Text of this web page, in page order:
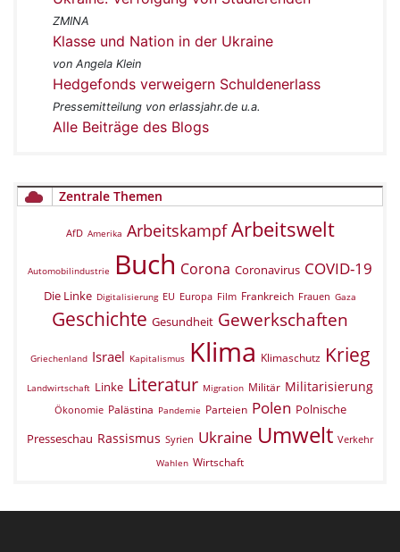
ZMINA
Klasse und Nation in der Ukraine
von Angela Klein
Hedgefonds verweigern Schuldenerlass
Pressemitteilung von erlassjahr.de u.a.
Alle Beiträge des Blogs
Zentrale Themen
AfD Amerika Arbeitskampf Arbeitswelt
Automobilindustrie Buch Corona Coronavirus COVID-19
Die Linke Digitalisierung EU Europa Film Frankreich Frauen Gaza
Geschichte Gesundheit Gewerkschaften
Griechenland Israel Kapitalismus Klima Klimaschutz Krieg
Landwirtschaft Linke Literatur Migration Militär Militarisierung
Ökonomie Palästina Pandemie Parteien Polen Polnische
Presseschau Rassismus Syrien Ukraine Umwelt Verkehr
Wahlen Wirtschaft